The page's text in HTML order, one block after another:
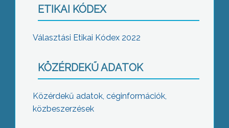
ETIKAI KÓDEX
Választási Etikai Kódex 2022
KÖZÉRDEKŰ ADATOK
Közérdekű adatok, céginformációk,
közbeszerzések